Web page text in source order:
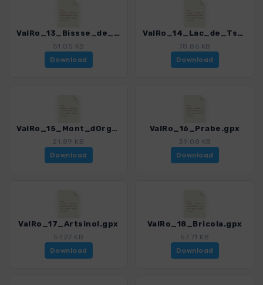
ValRo_13_Bissse_de_Lens-Bissse_du_Ro.gpx
51.05 KB
Download
ValRo_14_Lac_de_Tseuzier-Rawilpasss.gpx
78.86 KB
Download
ValRo_15_Mont_dOrge.gpx
21.89 KB
Download
ValRo_16_Prabe.gpx
39.08 KB
Download
ValRo_17_Artsinol.gpx
57.27 KB
Download
ValRo_18_Bricola.gpx
57.71 KB
Download